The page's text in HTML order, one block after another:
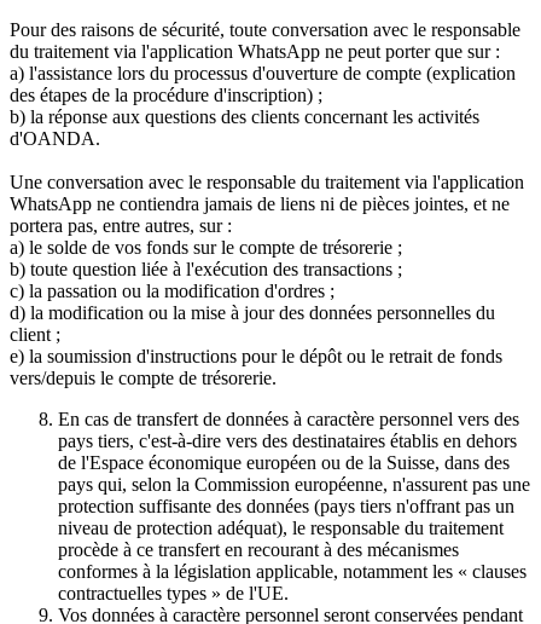
Pour des raisons de sécurité, toute conversation avec le responsable
du traitement via l'application WhatsApp ne peut porter que sur :
a) l'assistance lors du processus d'ouverture de compte (explication
des étapes de la procédure d'inscription) ;
b) la réponse aux questions des clients concernant les activités
d'OANDA.
Une conversation avec le responsable du traitement via l'application
WhatsApp ne contiendra jamais de liens ni de pièces jointes, et ne
portera pas, entre autres, sur :
a) le solde de vos fonds sur le compte de trésorerie ;
b) toute question liée à l'exécution des transactions ;
c) la passation ou la modification d'ordres ;
d) la modification ou la mise à jour des données personnelles du
client ;
e) la soumission d'instructions pour le dépôt ou le retrait de fonds
vers/depuis le compte de trésorerie.
En cas de transfert de données à caractère personnel vers des
pays tiers, c'est-à-dire vers des destinataires établis en dehors
de l'Espace économique européen ou de la Suisse, dans des
pays qui, selon la Commission européenne, n'assurent pas une
protection suffisante des données (pays tiers n'offrant pas un
niveau de protection adéquat), le responsable du traitement
procède à ce transfert en recourant à des mécanismes
conformes à la législation applicable, notamment les « clauses
contractuelles types » de l'UE.
Vos données à caractère personnel seront conservées pendant